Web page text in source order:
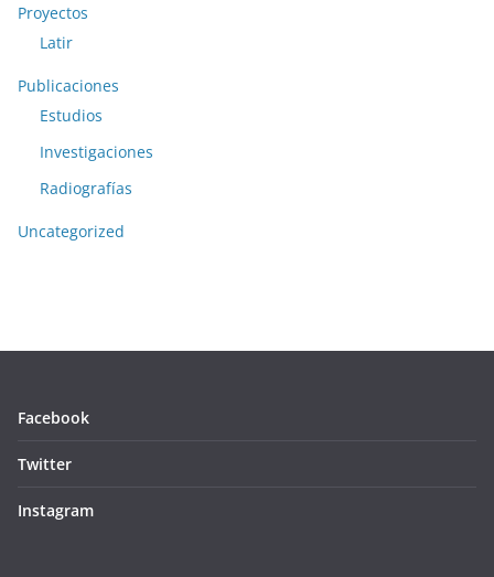
Proyectos
Latir
Publicaciones
Estudios
Investigaciones
Radiografías
Uncategorized
Facebook
Twitter
Instagram